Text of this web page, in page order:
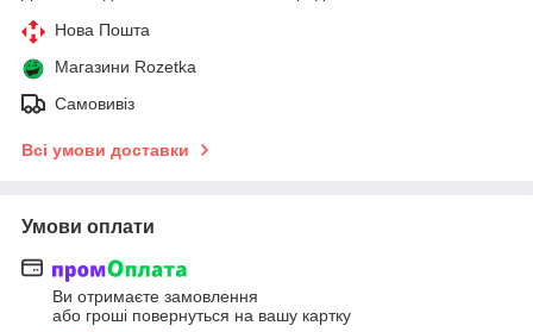
Нова Пошта
Магазини Rozetka
Самовивіз
Всі умови доставки
Умови оплати
Ви отримаєте замовлення
або гроші повернуться на вашу картку